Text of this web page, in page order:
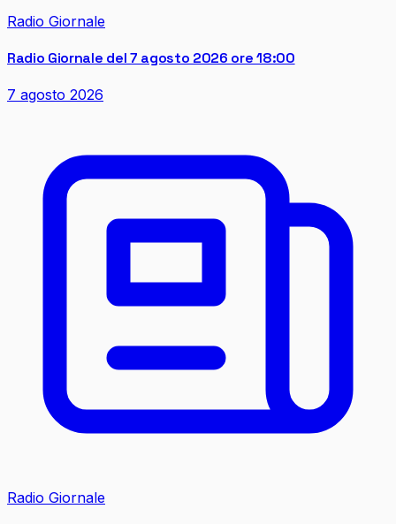
Radio Giornale
Radio Giornale del 7 agosto 2026 ore 18:00
7 agosto 2026
Radio Giornale